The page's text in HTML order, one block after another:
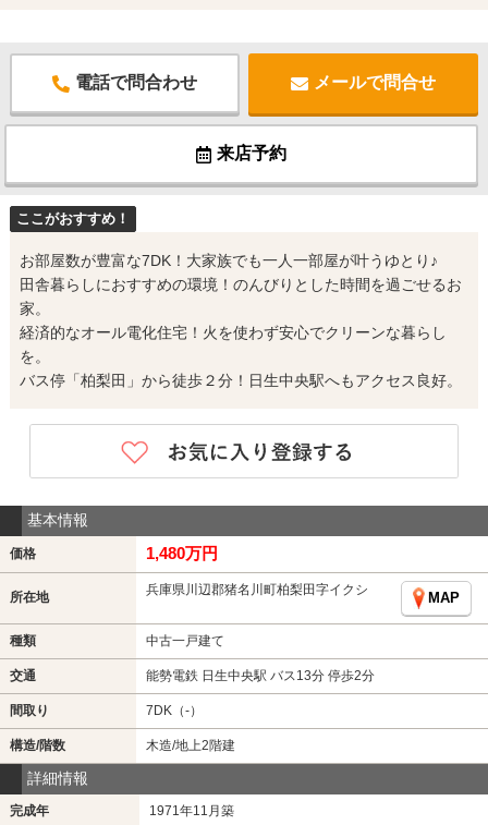
電話で問合わせ メールで問合せ
来店予約
ここがおすすめ！
お部屋数が豊富な7DK！大家族でも一人一部屋が叶うゆとり♪
田舎暮らしにおすすめの環境！のんびりとした時間を過ごせるお
家。
経済的なオール電化住宅！火を使わず安心でクリーンな暮らし
を。
バス停「柏梨田」から徒歩２分！日生中央駅へもアクセス良好。
基本情報
価格 1,480万円
所在地 兵庫県川辺郡猪名川町柏梨田字イクシ
MAP
種類 中古一戸建て
交通 能勢電鉄 日生中央駅 バス13分 停歩2分
間取り 7DK（-）
構造/階数 木造/地上2階建
詳細情報
完成年 1971年11月築